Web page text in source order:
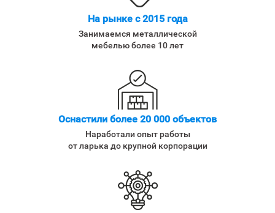
На рынке с 2015 года
Занимаемся металлической
мебелью более 10 лет
Оснастили более 20 000 объектов
Наработали опыт работы
от ларька до крупной корпорации